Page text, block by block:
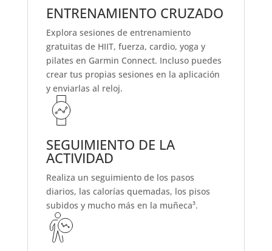
ENTRENAMIENTO CRUZADO
Explora sesiones de entrenamiento
gratuitas de HIIT, fuerza, cardio, yoga y
pilates en Garmin Connect. Incluso puedes
crear tus propias sesiones en la aplicación
y enviarlas al reloj.
SEGUIMIENTO DE LA
ACTIVIDAD
Realiza un seguimiento de los pasos
diarios, las calorías quemadas, los pisos
subidos y mucho más en la muñeca³.